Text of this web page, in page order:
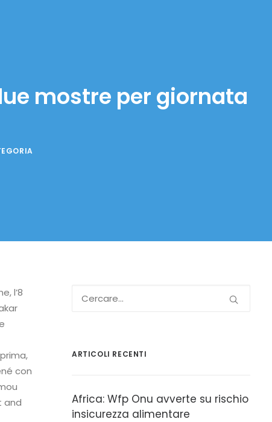
mostre per giornata
l’8
con
and
ARTICOLI RECENTI
Africa: Wfp Onu avverte su rischio
insicurezza alimentare